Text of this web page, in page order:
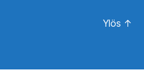
Ylös ↑